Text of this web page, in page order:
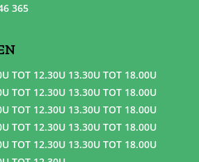
365
TOT 12.30U 13.30U TOT 18.00U
TOT 12.30U 13.30U TOT 18.00U
TOT 12.30U 13.30U TOT 18.00U
TOT 12.30U 13.30U TOT 18.00U
TOT 12.30U 13.30U TOT 18.00U